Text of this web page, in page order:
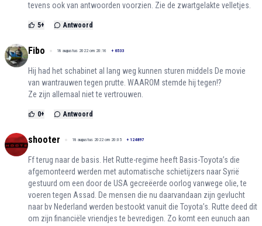
tevens ook van antwoorden voorzien. Zie de zwartgelakte velletjes.
5+ Antwoord
Fibo 18 augustus 2022 om 20:16 + 6533
Hij had het schabinet al lang weg kunnen sturen middels De movie
van wantrauwen tegen prutte. WAAROM stemde hij tegen!?
Ze zijn allemaal niet te vertrouwen.
0+ Antwoord
shooter 18 augustus 2022 om 20:05 + 124897
Ff terug naar de basis. Het Rutte-regime heeft Basis-Toyota’s die
afgemonteerd werden met automatische schietijzers naar Syrië
gestuurd om een door de USA gecreëerde oorlog vanwege olie, te
voeren tegen Assad. De mensen die nu daarvandaan zijn gevlucht
naar bv Nederland werden bestookt vanuit die Toyota’s. Rutte deed dit
om zijn financiële vriendjes te bevredigen. Zo komt een eunuch aan